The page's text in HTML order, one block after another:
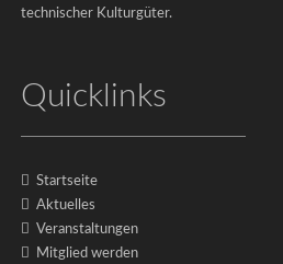
technischer Kulturgüter.
Quicklinks
Startseite
Aktuelles
Veranstaltungen
Mitglied werden